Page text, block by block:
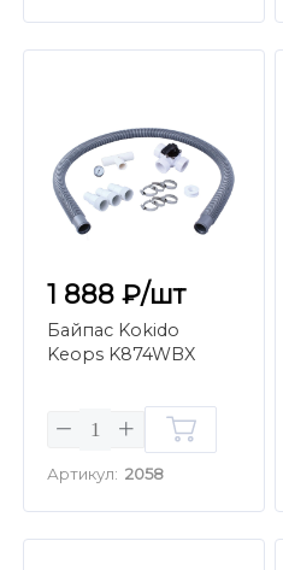
1 888 ₽/шт
Байпас Kokido
Keops K874WBX
Артикул: 2058